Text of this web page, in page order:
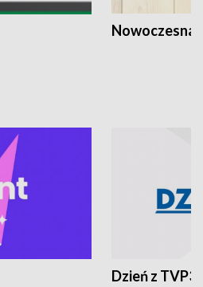
Nowoczesna
Dzień z TVP3